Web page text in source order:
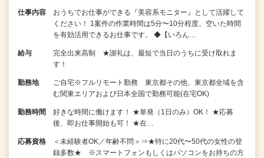
仕事内容
おうちでお仕事ができる『美容系モニター』として活躍して
ください！ 1案件の作業時間は5分〜10分程度。空いた時間
を有効活用できるお仕事です。 ◆【いろん…
給与
完全出来高制 ★謝礼は、最短で当日のうちに受け取れま
す！
勤務地
ご自宅※フルリモート勤務 東京都その他、東京都全域を含
む関東エリアおよび日本全国で勤務可能(在宅OK)
勤務時間
好きな時間に働けます！ ★単発（1日のみ）OK！ ★応募
後、即お仕事開始も可！ ★在…
応募資格
＜未経験者OK／年齢不問＞⇒★特に20代〜50代の女性の登
録多数★ ※スマートフォンもしくはパソコンをお持ちの方